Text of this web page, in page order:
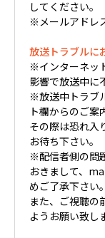
してください。
※メールアドレ
放送トラブルに
※インターネッ
影響で放送中に
※放送中トラブ
ト欄からのご案
その際は恐れ入
お待ち下さい。
※配信者側の問
おきまして、
めご了承下さい。
また、ご視聴の
ようお願い致し